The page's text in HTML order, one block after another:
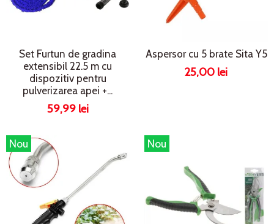
Set Furtun de gradina
extensibil 22.5 m cu
dispozitiv pentru
pulverizarea apei +...
59,99 lei
Aspersor cu 5 brate Sita Y5
25,00 lei
Nou Nou